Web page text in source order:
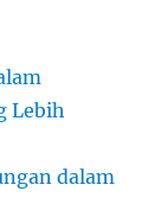
Lebih
dalam